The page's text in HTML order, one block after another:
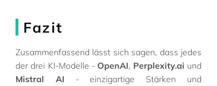
Fazit
Zusammenfassend lässt sich sagen, dass jedes
der drei KI-Modelle - OpenAI, Perplexity.ai und
Mistral AI - einzigartige Stärken und